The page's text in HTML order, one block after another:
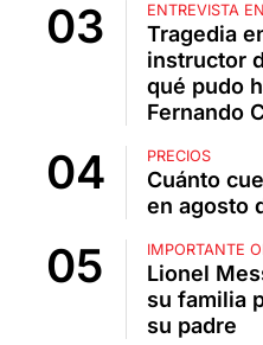
ENTREVISTA
Tragedia
instructor
qué pudo
Fernando
PRECIOS
Cuánto
en agosto
IMPORTANTE
Lionel
su familia
su padre